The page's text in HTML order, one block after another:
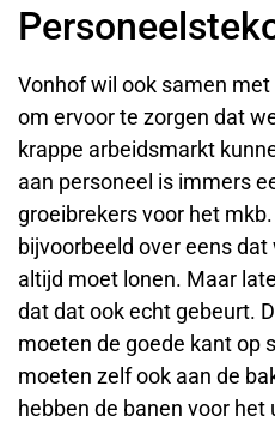
Vonhof wil ook samen
om ervoor te zorgen dat
krappe arbeidsmarkt
aan personeel is immers
groeibrekers voor het
bijvoorbeeld over eens
altijd moet lonen. Maar
dat dat ook echt gebeurt.
moeten de goede kant op
moeten zelf ook aan de
hebben de banen voor het